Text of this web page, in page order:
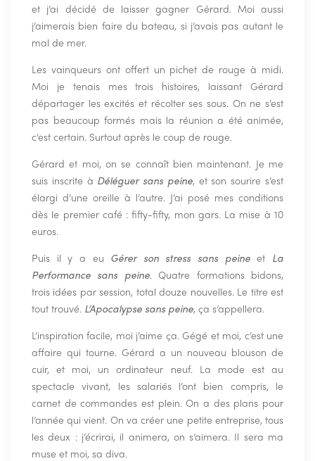
et j’ai décidé de laisser gagner Gérard. Moi aussi
j’aimerais bien faire du bateau, si j’avais pas autant le
mal de mer.
Les vainqueurs ont offert un pichet de rouge à midi.
Moi je tenais mes trois histoires, laissant Gérard
départager les excités et récolter ses sous. On ne s’est
pas beaucoup formés mais la réunion a été animée,
c’est certain. Surtout après le coup de rouge.
Gérard et moi, on se connaît bien maintenant. Je me
suis inscrite à Déléguer sans peine, et son sourire s’est
élargi d’une oreille à l’autre. J’ai posé mes conditions
dès le premier café : fifty-fifty, mon gars. La mise à 10
euros.
Puis il y a eu Gérer son stress sans peineet La
Performance sans peine. Quatre formations bidons,
trois idées par session, total douze nouvelles. Le titre est
tout trouvé. L’Apocalypse sans peine, ça s’appellera.
L’inspiration facile, moi j’aime ça. Gégé et moi, c’est une
affaire qui tourne. Gérard a un nouveau blouson de
cuir, et moi, un ordinateur neuf. La mode est au
spectacle vivant, les salariés l’ont bien compris, le
carnet de commandes est plein. On a des plans pour
l’année qui vient. On va créer une petite entreprise, tous
les deux : j’écrirai, il animera, on s’aimera. Il sera ma
muse et moi, sa diva.